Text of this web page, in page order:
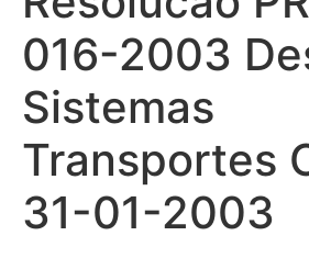
016-2003
Sistemas
Transportes
31-01-2003